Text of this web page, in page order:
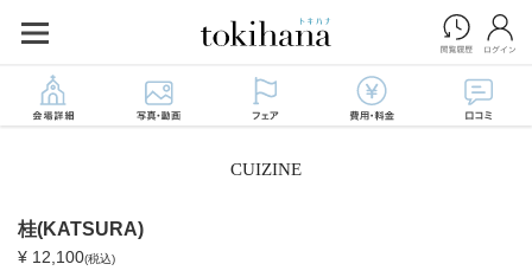
CUIZINE
桂(KATSURA)
¥ 12,100(税込)